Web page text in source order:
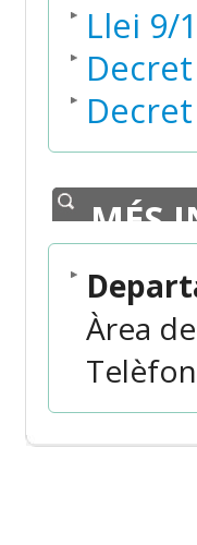
Llei 9/
MÉS
Àrea